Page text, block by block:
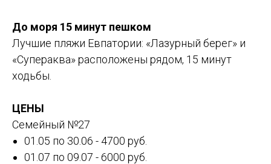
До моря 15 минут пешком
Лучшие пляжи Евпатории: «Лазурный берег» и
«Супераква» расположены рядом, 15 минут
ходьбы.
ЦЕНЫ
Семейный №27
01.05 по 30.06 - 4700 руб.
01.07 по 09.07 - 6000 руб.